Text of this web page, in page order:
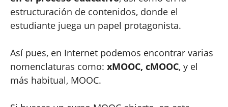
estructuración de contenidos, donde el
estudiante juega un papel protagonista.
Así pues, en Internet podemos encontrar varias
nomenclaturas como: xMOOC, cMOOC, y el
más habitual, MOOC.